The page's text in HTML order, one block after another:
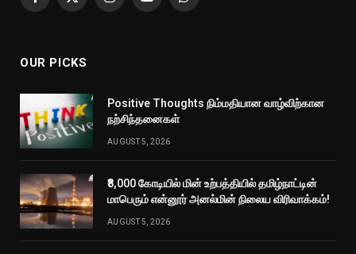
Facebook
X
InstagramYouTubeWhatsApp
OUR PICKS
Positive Thoughts நிம்மதியான வாழ்விற்கான
நற்சிந்தனைகள்
AUGUST 5, 2026
₹8,000 கோடியில் மின் உற்பத்தியில் தமிழ்நாட்டின்
மாபெரும் என்னூர் அனல்மின் நிலைய விரிவாக்கம்!
AUGUST 5, 2026